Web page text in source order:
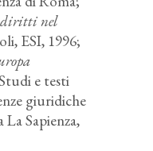
diritti nel
ESI, 1996;
e testi
giuridiche
Sapienza,